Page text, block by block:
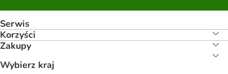
Serwis
Korzyści
Zakupy
Wybierz kraj